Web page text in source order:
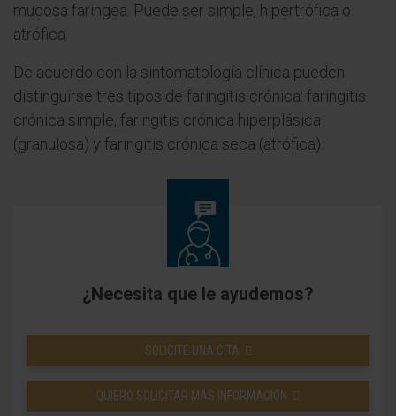
mucosa faringea. Puede ser simple, hipertrófica o
atrófica.
De acuerdo con la sintomatología clínica pueden
distinguirse tres tipos de faringitis crónica: faringitis
crónica simple, faringitis crónica hiperplásica
(granulosa) y faringitis crónica seca (atrófica).
¿Necesita que le ayudemos?
SOLICITE UNA CITA
QUIERO SOLICITAR MÁS INFORMACIÓN